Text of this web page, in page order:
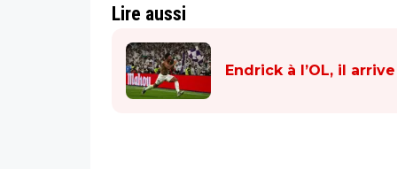
Lire aussi
Endrick à l’OL, il